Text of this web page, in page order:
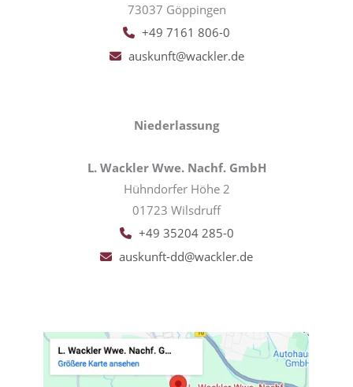
73037 Göppingen
+49 7161 806-0
auskunft@wackler.de
Niederlassung
L. Wackler Wwe. Nachf. GmbH
Hühndorfer Höhe 2
01723 Wilsdruff
+49 35204 285-0
auskunft-dd@wackler.de